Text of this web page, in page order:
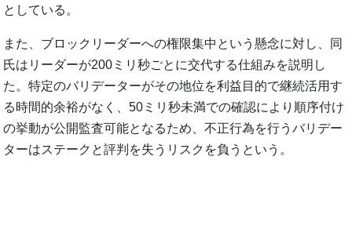
としている。
また、ブロックリーダーへの権限集中という懸念に対し、同
氏はリーダーが200ミリ秒ごとに交代する仕組みを説明し
た。特定のバリデーターがその地位を利益目的で継続活用す
る時間的余裕がなく、50ミリ秒未満での確認により順序付け
の挙動が公開監査可能となるため、不正行為を行うバリデー
ターはステークと評判を失うリスクを負うという。